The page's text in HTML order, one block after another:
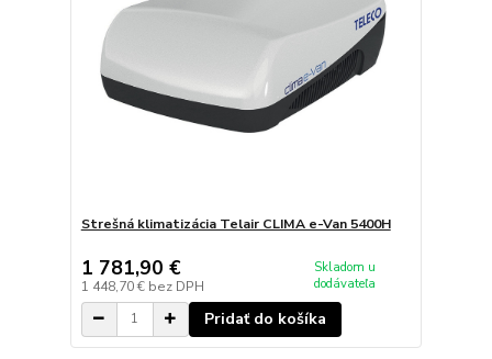
Strešná klimatizácia Telair CLIMA e-Van 5400H
1 781,90 €
1 448,70 € bez DPH
Skladom u
dodávateľa
Pridať do košíka